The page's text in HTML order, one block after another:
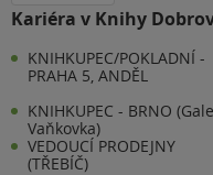
Kariéra v Knihy
KNIHKUPEC/POKLADNÍ -
PRAHA 5, ANDĚL
KNIHKUPEC - BRNO
Vaňkovka)
VEDOUCÍ PRODEJNY
(TŘEBÍČ)